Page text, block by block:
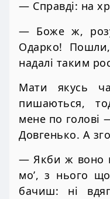
— Справді: на
— Боже ж,
Одарко!
надалі таким
Мати якусь
пишаються,
мене по голові
Довгенько. А
— Якби ж воно
мо’, з нього
бачиш: ні